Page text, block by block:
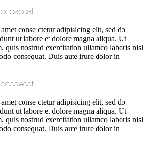
conse ctetur adipisicing elit, sed do
ut labore et dolore magna aliqua. Ut
quis nostrud exercitation ullamco laboris nisi
consequat. Duis aute irure dolor in
conse ctetur adipisicing elit, sed do
ut labore et dolore magna aliqua. Ut
quis nostrud exercitation ullamco laboris nisi
consequat. Duis aute irure dolor in